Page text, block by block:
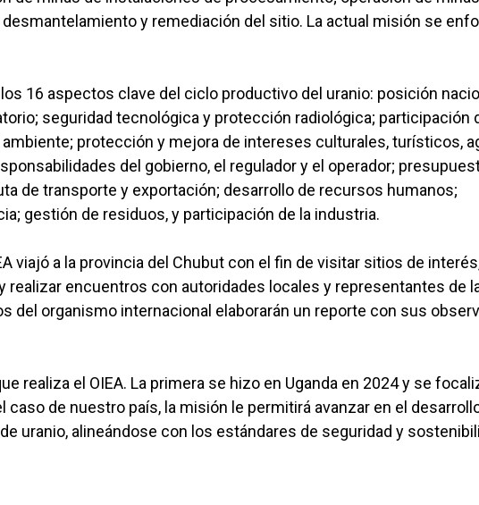
y remediación del sitio. La actual misión se
16 aspectos clave del ciclo productivo del uranio: posición
seguridad tecnológica y protección radiológica; participación
protección y mejora de intereses culturales, turísticos,
del gobierno, el regulador y el operador;
de transporte y exportación; desarrollo de recursos humanos;
gestión de residuos, y participación de la industria.
viajó a la provincia del Chubut con el fin de visitar sitios de
realizar encuentros con autoridades locales y representantes de
del organismo internacional elaborarán un reporte con sus
realiza el OIEA. La primera se hizo en Uganda en 2024 y se
caso de nuestro país, la misión le permitirá avanzar en el
uranio, alineándose con los estándares de seguridad y